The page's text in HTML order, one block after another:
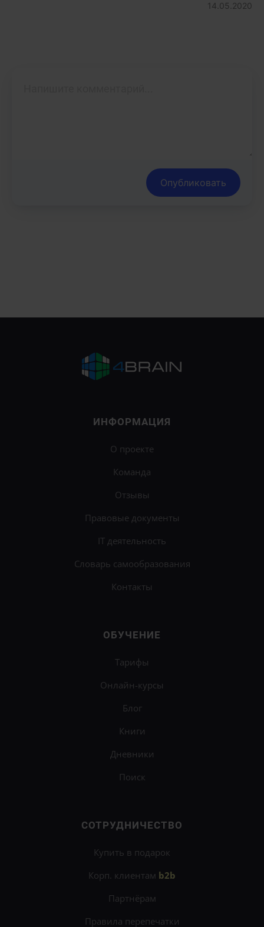
14.05.2020
Опубликовать
ИНФОРМАЦИЯ
О проекте
Команда
Отзывы
Правовые документы
IT деятельность
Словарь самообразования
Контакты
ОБУЧЕНИЕ
Тарифы
Онлайн-курсы
Блог
Книги
Дневники
Поиск
СОТРУДНИЧЕСТВО
Купить в подарок
Корп. клиентам b2b
Партнёрам
Правила перепечатки